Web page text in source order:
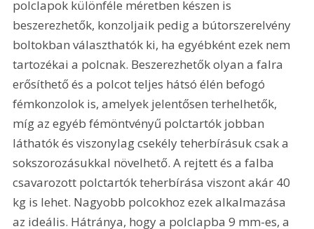
A szekrényeket az igény szerint kiválasztott és
ugyancsak rejtett vasalatokkal a falra erősített
vastagított polccal érdemes kiegészíteni. Ilyen
polclapok különféle méretben készen is
beszerezhetők, konzoljaik pedig a bútorszerelvény
boltokban választhatók ki, ha egyébként ezek nem